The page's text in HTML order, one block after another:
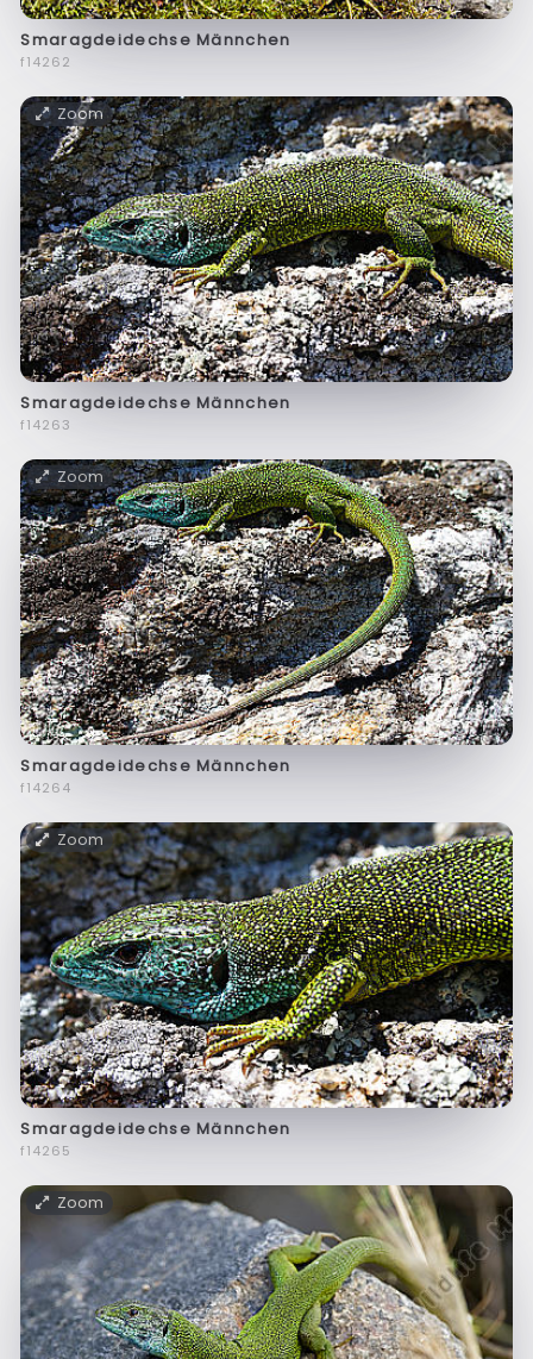
Smaragdeidechse Männchen
f14262
Zoom
Smaragdeidechse Männchen
f14263
Zoom
Smaragdeidechse Männchen
f14264
Zoom
Smaragdeidechse Männchen
f14265
Zoom